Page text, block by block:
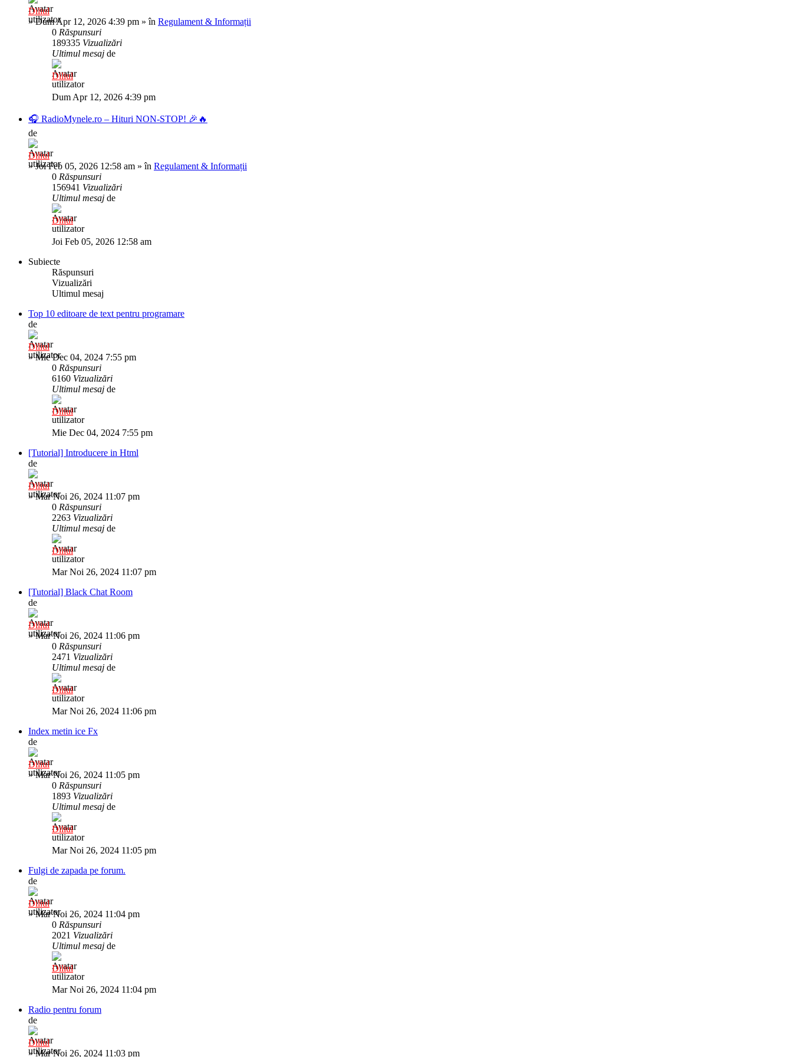
Diliul
»Dum Apr 12, 2026 4:39 pm » în Regulament & Informații
0 Răspunsuri
189335 Vizualizări
Ultimul mesaj de
Diliul
Dum Apr 12, 2026 4:39 pm
🎧 RadioMynele.ro – Hituri NON-STOP! 🎉🔥
de
Diliul
»Joi Feb 05, 2026 12:58 am » în Regulament & Informații
0 Răspunsuri
156941 Vizualizări
Ultimul mesaj de
Diliul
Joi Feb 05, 2026 12:58 am
Subiecte
Răspunsuri
Vizualizări
Ultimul mesaj
Top 10 editoare de text pentru programare
de
Diliul
»Mie Dec 04, 2024 7:55 pm
0 Răspunsuri
6160 Vizualizări
Ultimul mesaj de
Diliul
Mie Dec 04, 2024 7:55 pm
[Tutorial] Introducere in Html
de
Diliul
»Mar Noi 26, 2024 11:07 pm
0 Răspunsuri
2263 Vizualizări
Ultimul mesaj de
Diliul
Mar Noi 26, 2024 11:07 pm
[Tutorial] Black Chat Room
de
Diliul
»Mar Noi 26, 2024 11:06 pm
0 Răspunsuri
2471 Vizualizări
Ultimul mesaj de
Diliul
Mar Noi 26, 2024 11:06 pm
Index metin ice Fx
de
Diliul
»Mar Noi 26, 2024 11:05 pm
0 Răspunsuri
1893 Vizualizări
Ultimul mesaj de
Diliul
Mar Noi 26, 2024 11:05 pm
Fulgi de zapada pe forum.
de
Diliul
»Mar Noi 26, 2024 11:04 pm
0 Răspunsuri
2021 Vizualizări
Ultimul mesaj de
Diliul
Mar Noi 26, 2024 11:04 pm
Radio pentru forum
de
Diliul
»Mar Noi 26, 2024 11:03 pm